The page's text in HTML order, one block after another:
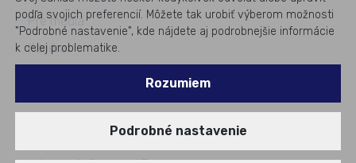
podľa svojich preferencií. Môžete tak urobiť výberom možnosti
"Podrobné nastavenie", kde nájdete aj podrobnejšie informácie
k celej problematike.
Rozumiem
Podrobné nastavenie
Pre médiá
Kariéra